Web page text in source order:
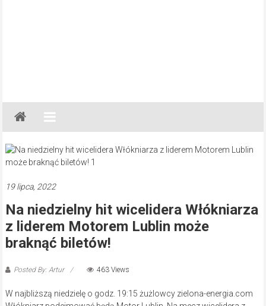
Gazeta
Regionalna
Częstochowa,
Kłobuck,
Myszków
19 lipca, 2022
Na niedzielny hit wicelidera Włókniarza
z liderem Motorem Lublin może
braknąć biletów!
Posted By: Artur 463 Views
W najbliższą niedzielę o godz. 19:15 żużlowcy zielona-energia.com